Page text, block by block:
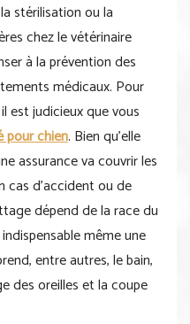
stérilisation ou la
chez le vétérinaire
à la prévention des
médicaux. Pour
est judicieux que vous
pour chien. Bien qu’elle
assurance va couvrir les
cas d’accident ou de
dépend de la race du
même une
entre autres, le bain,
des oreilles et la coupe